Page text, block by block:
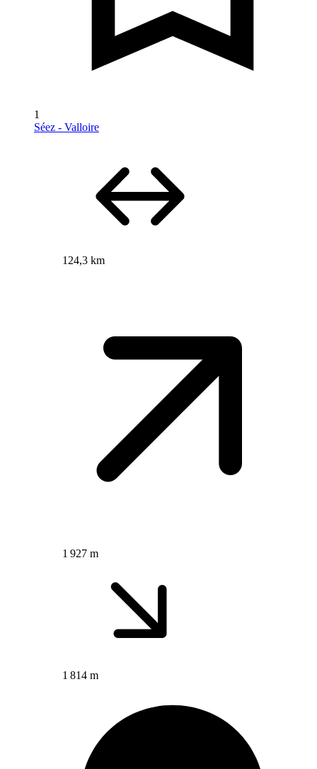
1
Séez - Valloire
124,3 km
1 927 m
1 814 m